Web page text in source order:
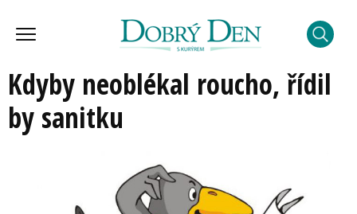
Kdyby neoblékal roucho, řídil
by sanitku